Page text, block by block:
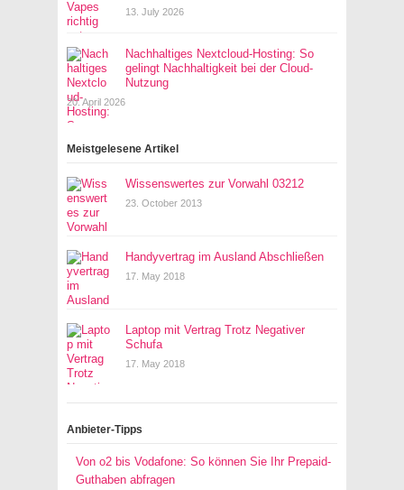
13. July 2026
Nachhaltiges Nextcloud-Hosting: So
gelingt Nachhaltigkeit bei der Cloud-
Nutzung
20. April 2026
Meistgelesene Artikel
Wissenswertes zur Vorwahl 03212
23. October 2013
Handyvertrag im Ausland Abschließen
17. May 2018
Laptop mit Vertrag Trotz Negativer
Schufa
17. May 2018
Anbieter-Tipps
Von o2 bis Vodafone: So können Sie Ihr Prepaid-
Guthaben abfragen